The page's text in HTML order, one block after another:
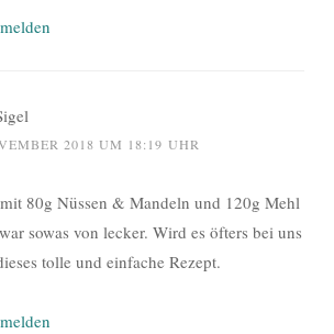
2018 UM 18:19 UHR
80g Nüssen & Mandeln und 120g Mehl
sowas von lecker. Wird es öfters bei uns
tolle und einfache Rezept.